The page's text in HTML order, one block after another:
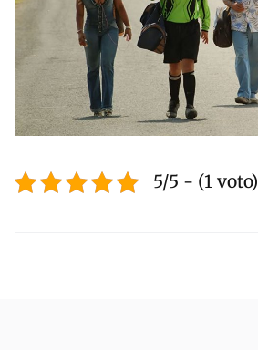
5/5 - (1 voto)